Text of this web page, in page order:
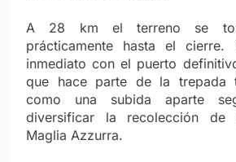
A 28 km el terreno se
prácticamente hasta el
inmediato con el puerto
que hace parte de la trepada
como una subida aparte
diversificar la recolección de
Maglia Azzurra.